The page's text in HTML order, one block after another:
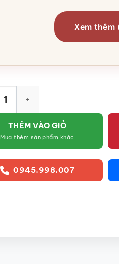
Xem thêm
THÊM VÀO GIỎ
Mua thêm sản phẩm khác
0945.998.007